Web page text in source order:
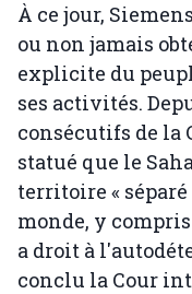
À ce jour,
ou non jamais
explicite du
ses activités.
consécutifs de la
statué que le
territoire «
monde, y
a droit à
conclu la Cour